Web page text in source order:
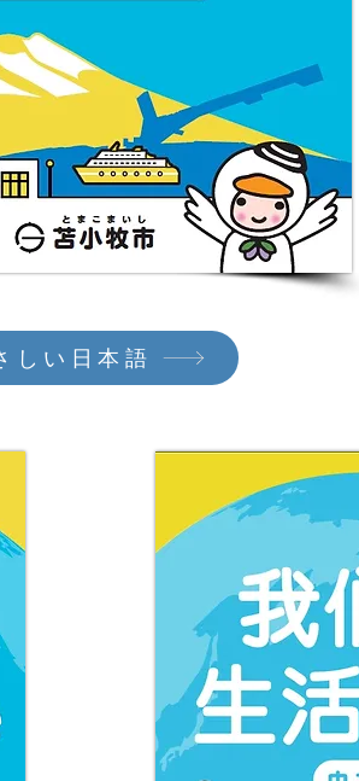
しい日本語